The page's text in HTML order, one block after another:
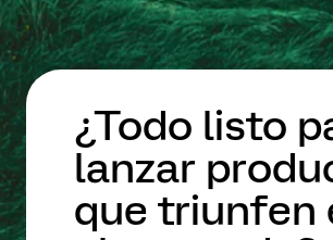
¿Todo listo
lanzar
que triunfen